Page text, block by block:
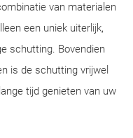
van materialen
een uniek uiterlijk,
schutting. Bovendien
is de schutting vrijwel
tijd genieten van uw